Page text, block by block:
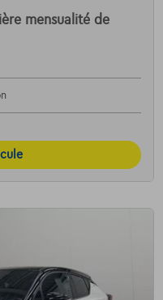
mensualité de